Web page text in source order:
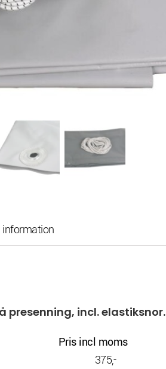
information
presenning, incl. elastiksnor.
incl moms
375,-